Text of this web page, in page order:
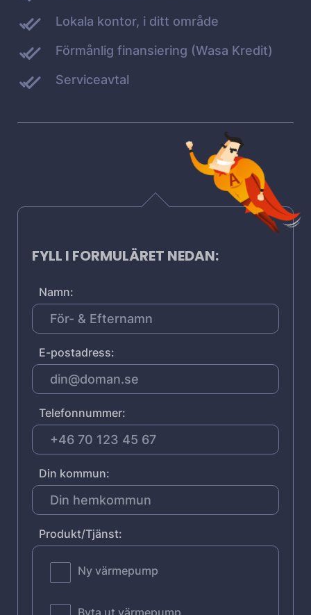
Lokala kontor, i ditt område
Förmånlig finansiering (Wasa Kredit)
Serviceavtal
FYLL I FORMULÄRET NEDAN:
Namn:
E-postadress:
Telefonnummer:
Din kommun:
Produkt/Tjänst:
Ny värmepump
Byta ut värmepump